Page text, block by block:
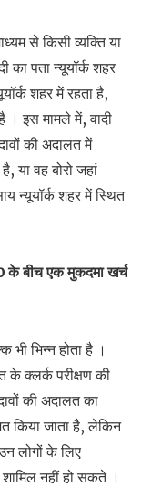
से किसी व्यक्ति या
का पता न्यूयॉर्क शहर
शहर में रहता है,
। इस मामले में, वादी
की अदालत में
या वह बोरो जहां
न्यूयॉर्क शहर में स्थित
बीच एक मुकदमा खर्च
भिन्न होता है ।
के क्लर्क परीक्षण की
की अदालत का
किया जाता है, लेकिन
लोगों के लिए
नहीं हो सकते ।